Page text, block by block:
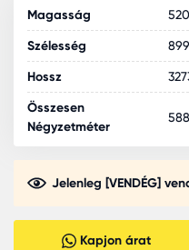
Magasság
Szélesség
Hossz
Összesen
Négyzetméter
Jelenleg [VENDÉG]
Kapjon árat